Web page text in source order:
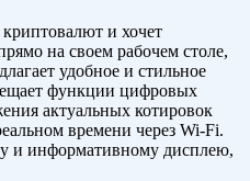
и хочет
на своем рабочем столе,
удобное и стильное
функции цифровых
актуальных котировок
времени через Wi-Fi.
и информативному дисплею,